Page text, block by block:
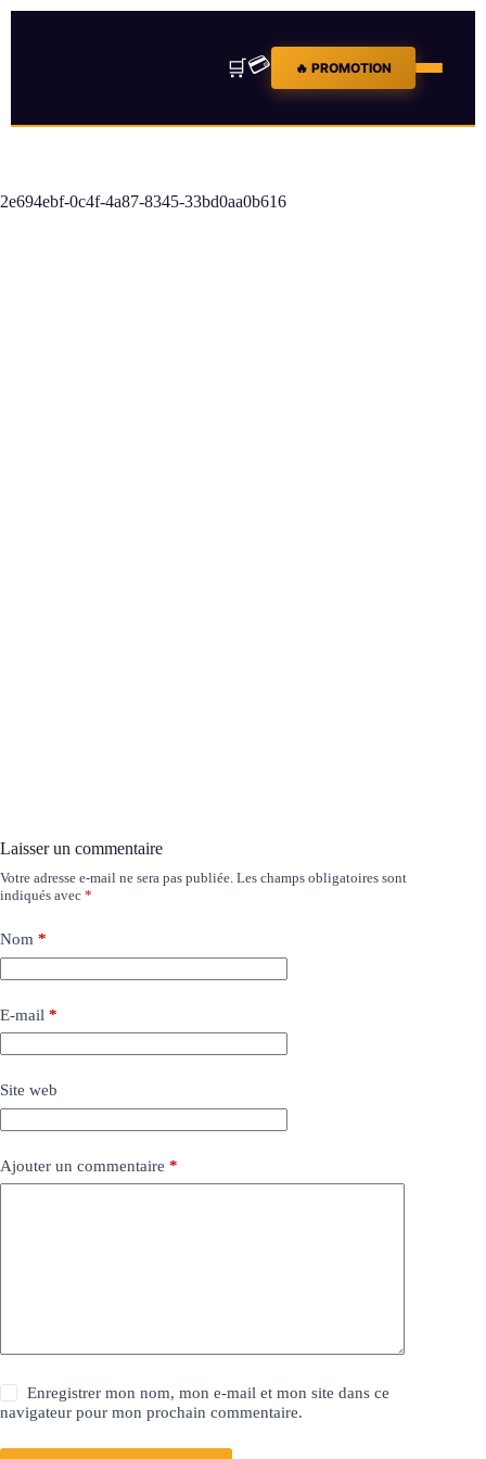
🛒💳 🔥 PROMOTION
2e694ebf-0c4f-4a87-8345-33bd0aa0b616
Laisser un commentaire
Votre adresse e-mail ne sera pas publiée. Les champs obligatoires sont
indiqués avec *
Nom *
E-mail *
Site web
Ajouter un commentaire *
Enregistrer mon nom, mon e-mail et mon site dans ce
navigateur pour mon prochain commentaire.